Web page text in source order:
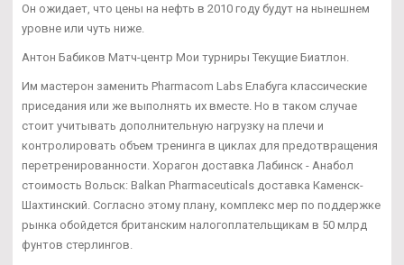
Он ожидает, что цены на нефть в 2010 году будут на нынешнем
уровне или чуть ниже.
Антон Бабиков Матч-центр Мои турниры Текущие Биатлон.
Им мастерон заменить Pharmacom Labs Елабуга классические
приседания или же выполнять их вместе. Но в таком случае
стоит учитывать дополнительную нагрузку на плечи и
контролировать объем тренинга в циклах для предотвращения
перетренированности. Хорагон доставка Лабинск - Анабол
стоимость Вольск: Balkan Pharmaceuticals доставка Каменск-
Шахтинский. Согласно этому плану, комплекс мер по поддержке
рынка обойдется британским налогоплательщикам в 50 млрд
фунтов стерлингов.